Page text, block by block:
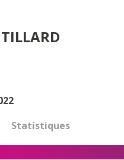
Statistiques